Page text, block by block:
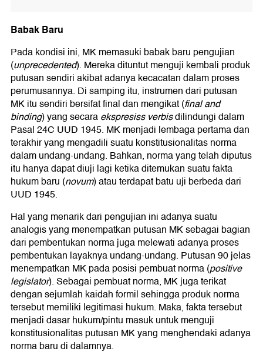
Babak Baru
Pada kondisi ini, MK memasuki babak baru pengujian
(unprecedented). Mereka dituntut menguji kembali produk
putusan sendiri akibat adanya kecacatan dalam proses
perumusannya. Di samping itu, instrumen dari putusan
MK itu sendiri bersifat final dan mengikat (final and
binding) yang secaraekspresiss verbisdilindungi dalam
Pasal 24C UUD 1945. MK menjadi lembaga pertama dan
terakhir yang mengadili suatu konstitusionalitas norma
dalam undang-undang. Bahkan, norma yang telah diputus
itu hanya dapat diuji lagi ketika ditemukan suatu fakta
hukum baru (novum) atau terdapat batu uji berbeda dari
UUD 1945.
Hal yang menarik dari pengujian ini adanya suatu
analogis yang menempatkan putusan MK sebagai bagian
dari pembentukan norma juga melewati adanya proses
pembentukan layaknya undang-undang. Putusan 90 jelas
menempatkan MK pada posisi pembuat norma (positive
legislator). Sebagai pembuat norma, MK juga terikat
dengan sejumlah kaidah formil sehingga produk norma
tersebut memiliki legitimasi hukum. Maka, fakta tersebut
menjadi dasar hukum/pintu masuk untuk menguji
konstitusionalitas putusan MK yang menghendaki adanya
norma baru di dalamnya.